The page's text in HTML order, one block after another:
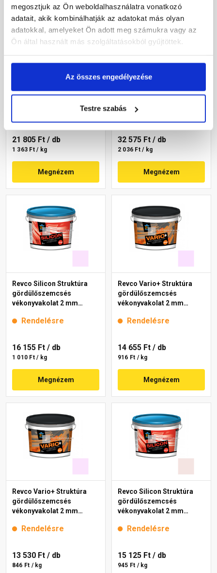
megosztjuk az Ön weboldalhasználatra vonatkozó
adatait, akik kombinálhatják az adatokat más olyan
adatokkal, amelyeket Ön adott meg számukra vagy az
Ön által használt más szolgáltatásokból gyűjtöttek.
Az összes engedélyezése
Testre szabás
Revco Silicon Struktúra
vékonyvakolat 2 mm
21 805 Ft / db
1 363 Ft / kg
Megnézem
Revco Vario+ Roll Putz
vékonyvakolat magnolia 4
16 kg
Gyártói készleten
32 575 Ft / db
2 036 Ft / kg
Megnézem
Revco Silicon Struktúra
gördülőszemcsés
vékonyvakolat 2 mm
Rendelésre
16 155 Ft / db
1 010 Ft / kg
Megnézem
Revco Vario+ Struktúra
gördülőszemcsés
vékonyvakolat 2 mm
Rendelésre
14 655 Ft / db
916 Ft / kg
Megnézem
Revco Vario+ Struktúra
gördülőszemcsés
vékonyvakolat 2 mm
Rendelésre
13 530 Ft / db
846 Ft / kg
Revco Silicon Struktúra
gördülőszemcsés
vékonyvakolat 2 mm
Rendelésre
15 125 Ft / db
945 Ft / kg